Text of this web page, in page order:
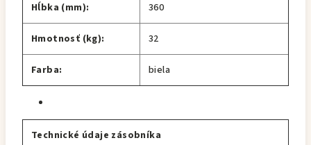
Hĺbka (mm): 360
Hmotnosť (kg): 32
Farba: biela
Technické údaje zásobníka